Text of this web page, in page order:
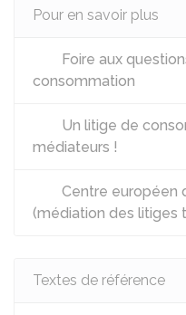
Pour en savoir plus
Foire aux
consommation
Un litige de
médiateurs !
Centre européen
(médiation des litiges
Textes de référence